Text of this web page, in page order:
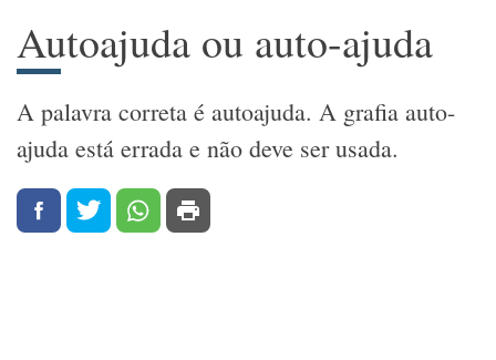
Autoajuda ou auto-ajuda
A palavra correta é autoajuda. A grafia auto-
ajuda está errada e não deve ser usada.